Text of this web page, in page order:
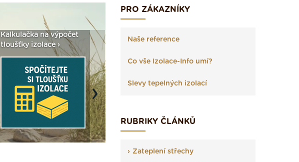
Kalkulačka na výpočet
tloušťky izolace ›
Seriál: Fasády ETICS a
vše podstatné v kostce ›
Next
PRO ZÁKAZNÍKY
Naše reference
Co vše Izolace-Info umí?
Slevy tepelných izolací
RUBRIKY ČLÁNKŮ
Zateplení střechy